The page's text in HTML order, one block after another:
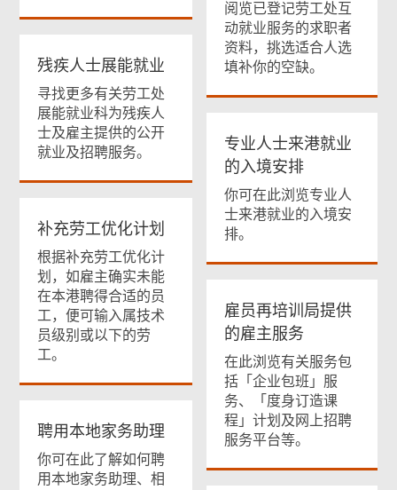
阅览已登记劳工处互
动就业服务的求职者
资料，挑选适合人选
填补你的空缺。
残疾人士展能就业
寻找更多有关劳工处
展能就业科为残疾人
士及雇主提供的公开
就业及招聘服务。
专业人士来港就业
的入境安排
你可在此浏览专业人
士来港就业的入境安
排。
补充劳工优化计划
根据补充劳工优化计
划，如雇主确实未能
在本港聘得合适的员
工，便可输入属技术
员级别或以下的劳
工。
雇员再培训局提供
的雇主服务
在此浏览有关服务包
括「企业包班」服
务、「度身订造课
程」计划及网上招聘
服务平台等。
聘用本地家务助理
你可在此了解如何聘
用本地家务助理、相